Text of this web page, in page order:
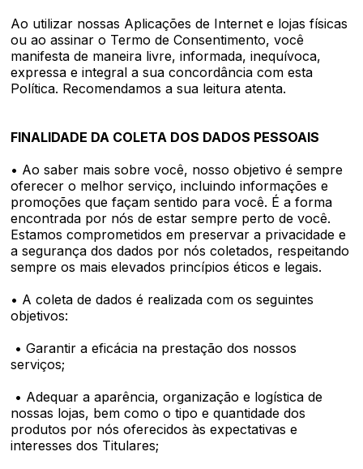
Ao utilizar nossas Aplicações de Internet e lojas físicas
ou ao assinar o Termo de Consentimento, você
manifesta de maneira livre, informada, inequívoca,
expressa e integral a sua concordância com esta
Política. Recomendamos a sua leitura atenta.
FINALIDADE DA COLETA DOS DADOS PESSOAIS
• Ao saber mais sobre você, nosso objetivo é sempre
oferecer o melhor serviço, incluindo informações e
promoções que façam sentido para você. É a forma
encontrada por nós de estar sempre perto de você.
Estamos comprometidos em preservar a privacidade e
a segurança dos dados por nós coletados, respeitando
sempre os mais elevados princípios éticos e legais.
• A coleta de dados é realizada com os seguintes
objetivos:
• Garantir a eficácia na prestação dos nossos
serviços;
• Adequar a aparência, organização e logística de
nossas lojas, bem como o tipo e quantidade dos
produtos por nós oferecidos às expectativas e
interesses dos Titulares;